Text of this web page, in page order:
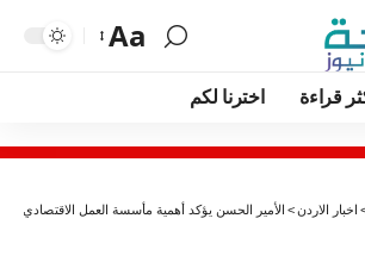
Aa
قراءة اخترنا لكم
اخبار الاردن> الأمير الحسن يؤكد أهمية مأسسة العمل الاقتصادي